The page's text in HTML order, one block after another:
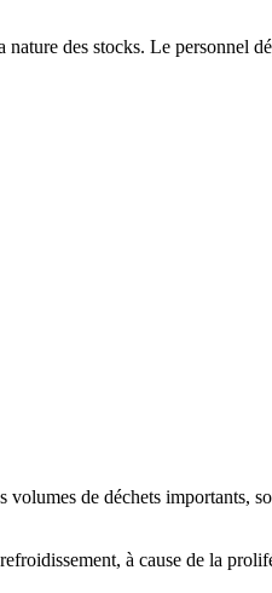
des stocks. Le personnel
de déchets importants,
à cause de la